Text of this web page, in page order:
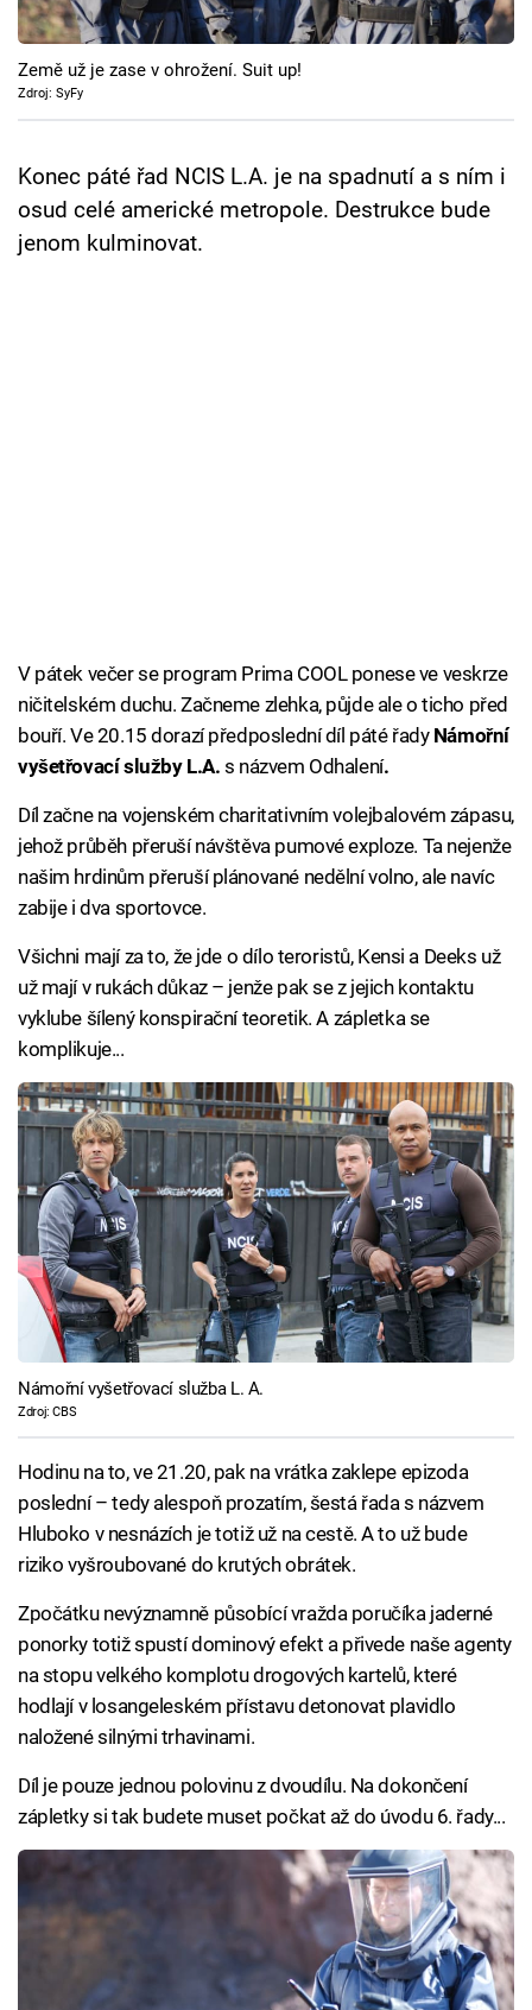
Cool Esport
Pořady
Sledujte prima+
Země už je zase v ohrožení. Suit up!
Zdroj: SyFy
Konec páté řad NCIS L.A. je na spadnutí a s ním i
osud celé americké metropole. Destrukce bude
jenom kulminovat.
V pátek večer se program Prima COOL ponese ve veskrze
ničitelském duchu. Začneme zlehka, půjde ale o ticho před
bouří. Ve 20.15 dorazí předposlední díl páté řady Námořní
vyšetřovací služby L.A. s názvem Odhalení.
Díl začne na vojenském charitativním volejbalovém zápasu,
jehož průběh přeruší návštěva pumové exploze. Ta nejenže
našim hrdinům přeruší plánované nedělní volno, ale navíc
zabije i dva sportovce.
Všichni mají za to, že jde o dílo teroristů, Kensi a Deeks už
už mají v rukách důkaz – jenže pak se z jejich kontaktu
vyklube šílený konspirační teoretik. A zápletka se
komplikuje...
Námořní vyšetřovací služba L. A.
Zdroj: CBS
Hodinu na to, ve 21.20, pak na vrátka zaklepe epizoda
poslední – tedy alespoň prozatím, šestá řada s názvem
Hluboko v nesnázích je totiž už na cestě. A to už bude
riziko vyšroubované do krutých obrátek.
Zpočátku nevýznamně působící vražda poručíka jaderné
ponorky totiž spustí dominový efekt a přivede naše agenty
na stopu velkého komplotu drogových kartelů, které
hodlají v losangeleském přístavu detonovat plavidlo
naložené silnými trhavinami.
Díl je pouze jednou polovinu z dvoudílu. Na dokončení
zápletky si tak budete muset počkat až do úvodu 6. řady...